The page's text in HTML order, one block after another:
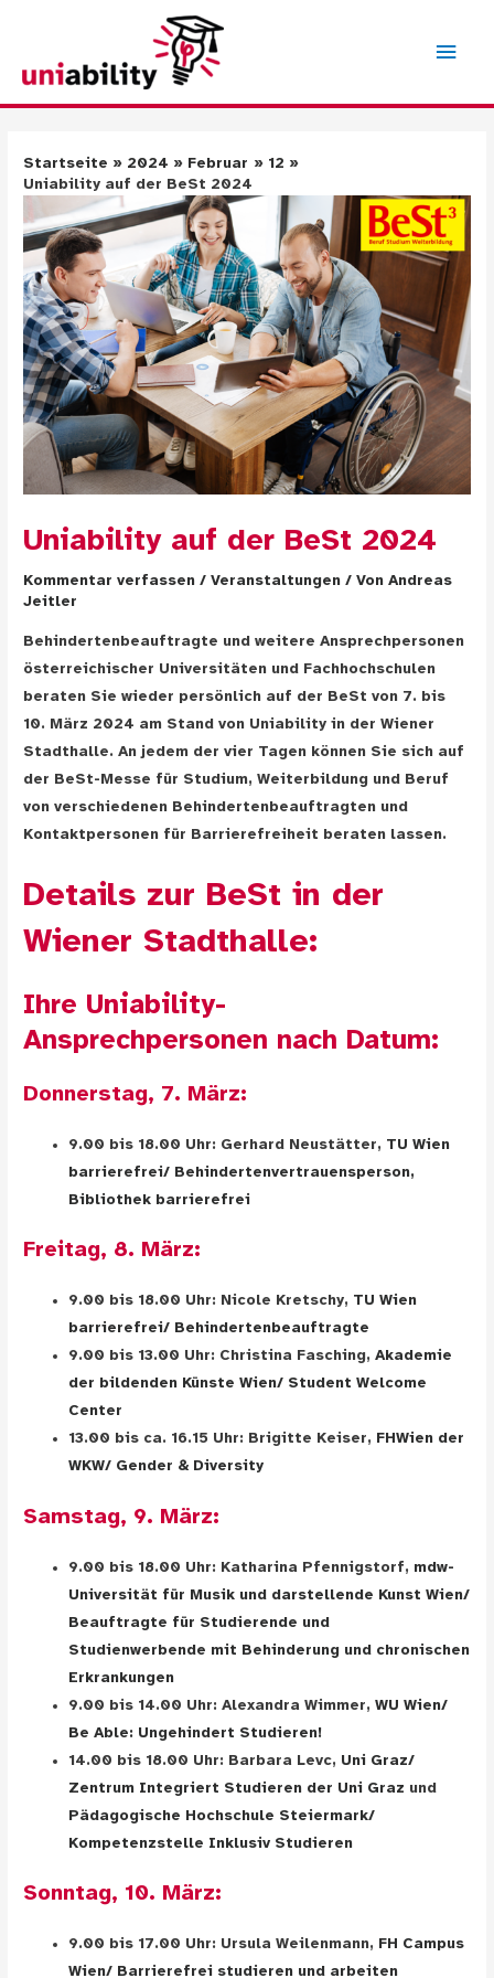
springen
Startseite 2024 Februar
12
Uniability auf der BeSt 2024
Uniability auf der BeSt 2024
Kommentar verfassen /Veranstaltungen / VonAndreas
Jeitler
Behindertenbeauftragte und weitere Ansprechpersonen
österreichischer Universitäten und Fachhochschulen
beraten Sie wieder persönlich auf der BeSt von 7. bis
10. März 2024 am Stand von Uniability in der Wiener
Stadthalle. An jedem der vier Tagen können Sie sich auf
der BeSt-Messe für Studium, Weiterbildung und Beruf
von verschiedenen Behindertenbeauftragten und
Kontaktpersonen für Barrierefreiheit beraten lassen.
Details zur BeSt in der
Wiener Stadthalle:
Ihre Uniability-
Ansprechpersonen nach Datum:
Donnerstag, 7. März:
9.00 bis 18.00 Uhr: Gerhard Neustätter, TU Wien
barrierefrei/ Behindertenvertrauensperson,
Bibliothek barrierefrei
Freitag, 8. März:
9.00 bis 18.00 Uhr: Nicole Kretschy, TU Wien
barrierefrei/ Behindertenbeauftragte
9.00 bis 13.00 Uhr: Christina Fasching,Akademie
der bildenden Künste Wien/ Student Welcome
Center
13.00 bis ca. 16.15 Uhr: Brigitte Keiser, FHWien der
WKW/ Gender & Diversity
Samstag, 9. März:
9.00 bis 18.00 Uhr: Katharina Pfennigstorf, mdw-
Universität für Musik und darstellende Kunst Wien/
Beauftragte für Studierende und
Studienwerbende mit Behinderung und chronischen
Erkrankungen
9.00 bis 14.00 Uhr: Alexandra Wimmer,WU Wien/
Be Able: Ungehindert Studieren!
14.00 bis 18.00 Uhr: Barbara Levc, Uni Graz/
Zentrum Integriert Studieren der Uni Graz und
Pädagogische Hochschule Steiermark/
Kompetenzstelle Inklusiv Studieren
Sonntag, 10. März:
9.00 bis 17.00 Uhr: Ursula Weilenmann, FH Campus
Wien/ Barrierefrei studieren und arbeiten